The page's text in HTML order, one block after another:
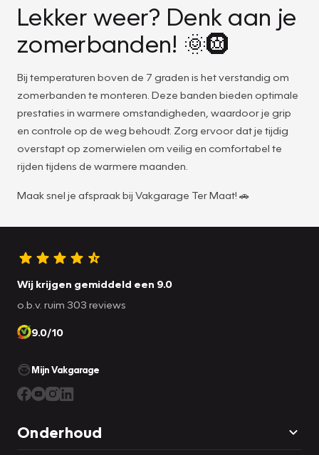
Lekker weer? Denk aan je
zomerbanden! 🌞🛞
Bij temperaturen boven de 7 graden is het verstandig om
zomerbanden te monteren. Deze banden bieden optimale
prestaties in warmere omstandigheden, waardoor je grip
en controle op de weg behoudt. Zorg ervoor dat je tijdig
overstapt op zomerwielen om veilig en comfortabel te
rijden tijdens de warmere maanden.
Maak snel je afspraak bij Vakgarage Ter Maat! 🚗
Wij krijgen gemiddeld een 9.0
o.b.v. ruim 303 reviews
9.0/10
Mijn Vakgarage
Onderhoud